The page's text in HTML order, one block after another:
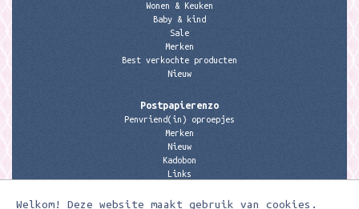
Welkom! Deze website maakt gebruik van cookies.
Wonen & Keuken
Baby & kind
Sale
Merken
Best verkochte producten
Nieuw
Postpapierenzo
Penvriend(in) oproepjes
Merken
Nieuw
Kadobon
Links
Contactgegevens